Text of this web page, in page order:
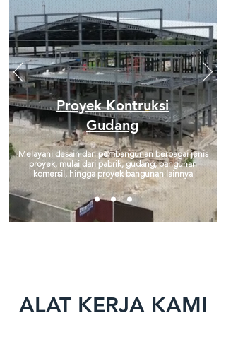
Proyek Kontruksi
Gudang
Melayani desain dan pembangunan berbagai jenis
proyek, mulai dari pabrik, gudang, bangunan
komersil, hingga proyek bangunan lainnya
ALAT KERJA KAMI